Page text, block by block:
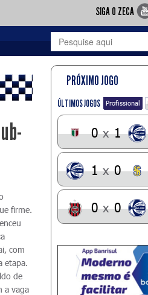
SIGA O ZECA
firme.
com
etapa.
de
a vaga
PRÓXIMO JOGO
ÚLTIMOS JOGOS Profissional
0 x 1
1 x 0
0 x 0